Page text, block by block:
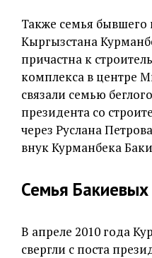
Также семья бывшего
Кыргызстана
причастна к
комплекса в центре
связали семью
президента со
через Руслана
внук Курманбека
Семья Бакиевых
В апреле 2010 года
свергли с поста